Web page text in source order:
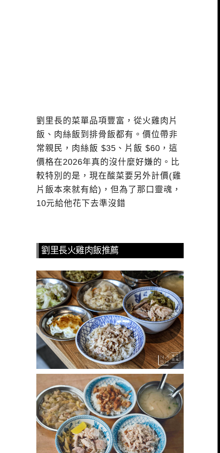
劉里長的菜單品項豐富，從火雞肉片
飯、肉絲飯到排骨飯都有。價位帶非
常親民，肉絲飯 $35、片飯 $60，這
價格在2026年真的沒什麼好嫌的。比
較特別的是，現在酸菜要另外計價(雞
片飯本來就有給)，但為了那口靈魂，
10元給他花下去準沒錯
劉里長火雞肉飯推薦